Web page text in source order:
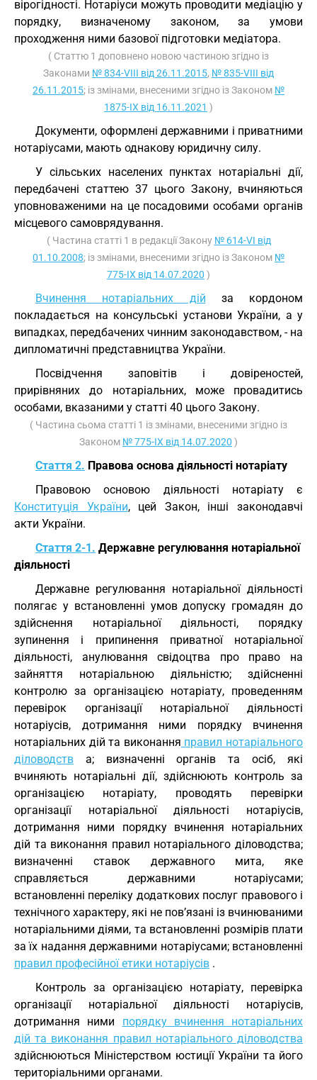
вірогідності. Нотаріуси можуть проводити медіацію у
порядку, визначеному законом, за умови
проходження ними базової підготовки медіатора.
( Статтю 1 доповнено новою частиною згідно із
Законами № 834-VIII від 26.11.2015, № 835-VIII від
26.11.2015; із змінами, внесеними згідно із Законом №
1875-IX від 16.11.2021 )
Документи, оформлені державними і приватними
нотаріусами, мають однакову юридичну силу.
У сільських населених пунктах нотаріальні дії,
передбачені статтею 37 цього Закону, вчиняються
уповноваженими на це посадовими особами органів
місцевого самоврядування.
( Частина статті 1 в редакції Закону № 614-VI від
01.10.2008; із змінами, внесеними згідно із Законом №
775-IX від 14.07.2020 )
Вчинення нотаріальних дій за кордоном
покладається на консульські установи України, а у
випадках, передбачених чинним законодавством, - на
дипломатичні представництва України.
Посвідчення заповітів і довіреностей,
прирівняних до нотаріальних, може провадитись
особами, вказаними у статті 40 цього Закону.
( Частина сьома статті 1 із змінами, внесеними згідно із
Законом № 775-IX від 14.07.2020 )
Стаття 2. Правова основа діяльності нотаріату
Правовою основою діяльності нотаріату є
Конституція України, цей Закон, інші законодавчі
акти України.
Стаття 2-1. Державне регулювання нотаріальної
діяльності
Державне регулювання нотаріальної діяльності
полягає у встановленні умов допуску громадян до
здійснення нотаріальної діяльності, порядку
зупинення і припинення приватної нотаріальної
діяльності, анулювання свідоцтва про право на
зайняття нотаріальною діяльністю; здійсненні
контролю за організацією нотаріату, проведенням
перевірок організації нотаріальної діяльності
нотаріусів, дотримання ними порядку вчинення
нотаріальних дій та виконання правил нотаріального
діловодств а; визначенні органів та осіб, які
вчиняють нотаріальні дії, здійснюють контроль за
організацією нотаріату, проводять перевірки
організації нотаріальної діяльності нотаріусів,
дотримання ними порядку вчинення нотаріальних
дій та виконання правил нотаріального діловодства;
визначенні ставок державного мита, яке
справляється державними нотаріусами;
встановленні переліку додаткових послуг правового і
технічного характеру, які не пов’язані із вчинюваними
нотаріальними діями, та встановленні розмірів плати
за їх надання державними нотаріусами; встановленні
правил професійної етики нотаріусів .
Контроль за організацією нотаріату, перевірка
організації нотаріальної діяльності нотаріусів,
дотримання ними порядку вчинення нотаріальних
дій та виконання правил нотаріального діловодства
здійснюються Міністерством юстиції України та його
територіальними органами.